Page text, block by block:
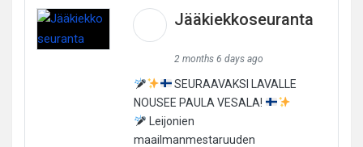
Jääkiekkoseuranta
2 months 6 days ago
SEURAAVAKSI LAVALLE
NOUSEE PAULA VESALA!
Leijonien
maailmanmestaruuden